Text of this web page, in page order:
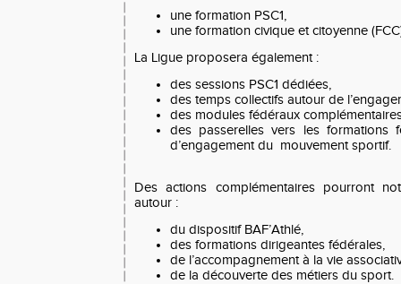
une formation PSC1,
une formation civique et citoyenne
La Ligue proposera également :
des sessions PSC1 dédiées,
des temps collectifs autour de
des modules fédéraux
des passerelles vers les formations
d’engagement du mouvement sportif.
Des actions complémentaires pourront
autour :
du dispositif BAF’Athlé,
des formations dirigeantes fédérales,
de l’accompagnement à la vie
de la découverte des métiers du sport.